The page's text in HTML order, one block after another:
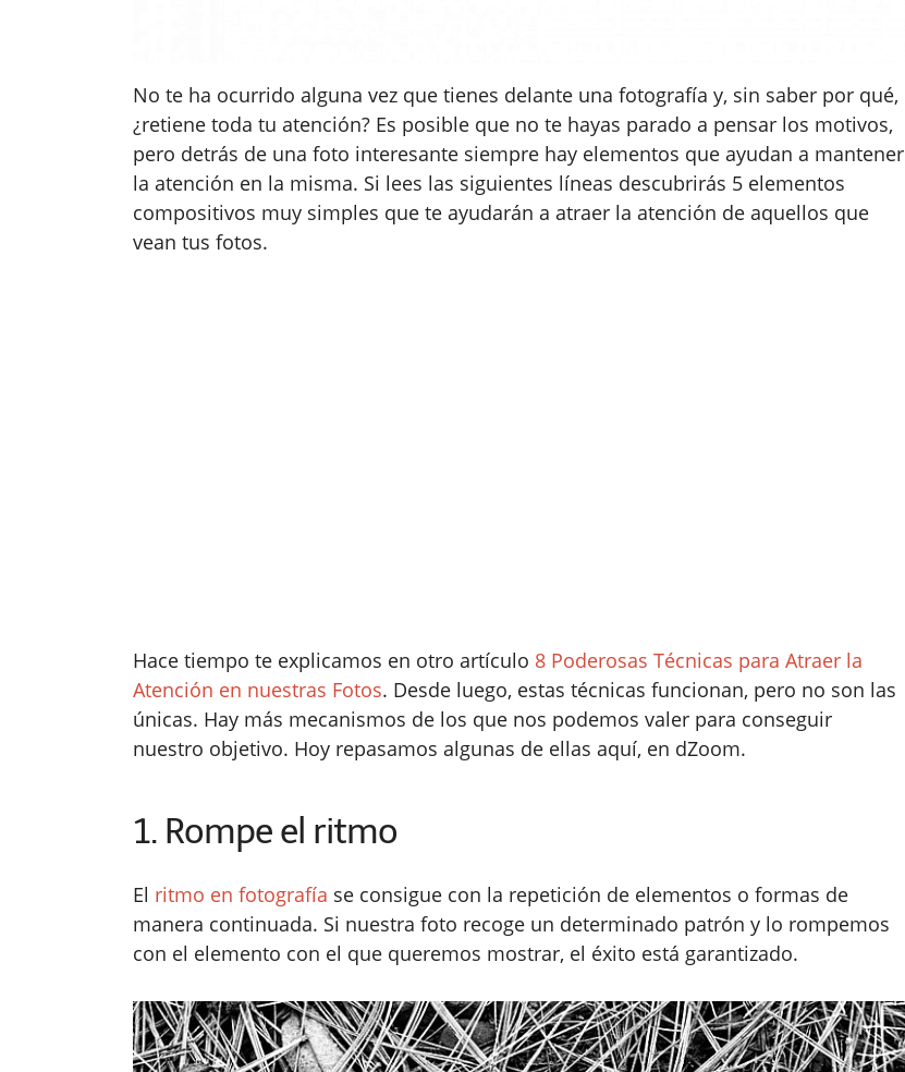
No te ha ocurrido alguna vez que tienes delante una fotografía y, sin saber por qué,
¿retiene toda tu atención? Es posible que no te hayas parado a pensar los motivos,
pero detrás de una foto interesante siempre hay elementos que ayudan a mantener
la atención en la misma. Si lees las siguientes líneas descubrirás 5 elementos
compositivos muy simples que te ayudarán a atraer la atención de aquellos que
vean tus fotos.
Hace tiempo te explicamos en otro artículo 8 Poderosas Técnicas para Atraer la
Atención en nuestras Fotos. Desde luego, estas técnicas funcionan, pero no son las
únicas. Hay más mecanismos de los que nos podemos valer para conseguir
nuestro objetivo. Hoy repasamos algunas de ellas aquí, en dZoom.
1. Rompe el ritmo
El ritmo en fotografía se consigue con la repetición de elementos o formas de
manera continuada. Si nuestra foto recoge un determinado patrón y lo rompemos
con el elemento con el que queremos mostrar, el éxito está garantizado.